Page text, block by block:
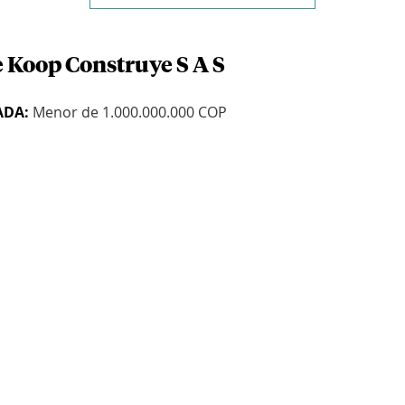
Construye S A S
Menor de 1.000.000.000 COP